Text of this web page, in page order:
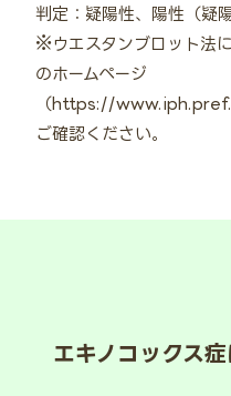
エキノコックス
判定：疑陽性、陽性（疑
※ウエスタンブロット法
のホームページ
（https://
ご確認ください。